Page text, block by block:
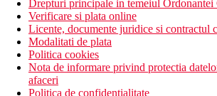
Drepturi principale in temeiul
Verificare si plata online
Licente, documente juridice si contractul
Modalitati de plata
Politica cookies
Nota de informare privind protectia
afaceri
Politica de confidentialitate